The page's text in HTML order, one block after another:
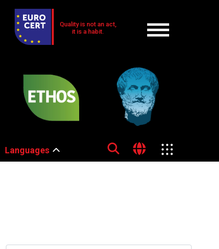
Quality is not an act,
it is a habit.
Languages